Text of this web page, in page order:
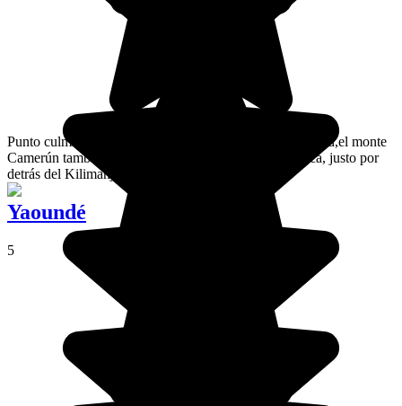
Punto culminante del país, con sus 4.100 metros de altitud,el monte
Camerún también es el segundo pico más alto ​​de África, justo por
detrás del Kilimanjaro.
Yaoundé
5